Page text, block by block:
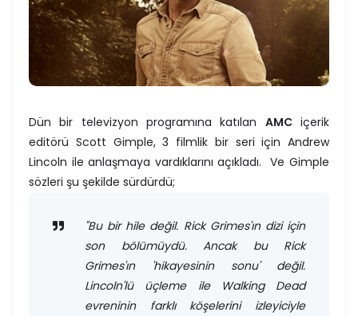
Dün bir televizyon programına katılan AMCiçerik
editörü Scott Gimple, 3 filmlik bir seri için Andrew
Lincoln ile anlaşmaya vardıklarını açıkladı. Ve Gimple
sözleri şu şekilde sürdürdü;
"Bu bir hile değil. Rick Grimes'ın dizi için
son bölümüydü. Ancak bu Rick
Grimes'ın 'hikayesinin sonu' değil.
Lincoln'lü üçleme ile Walking Dead
evreninin farklı köşelerini izleyiciyle